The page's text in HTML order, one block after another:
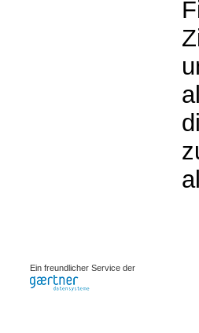
Ein freundlicher Service der